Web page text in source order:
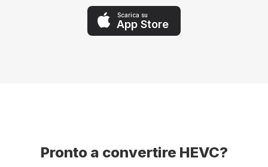
Scarica su
App Store
Pronto a convertire HEVC?